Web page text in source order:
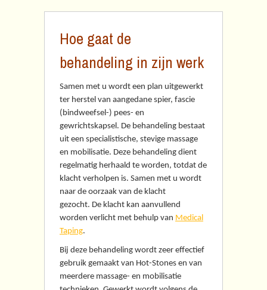
Hoe gaat de
behandeling in zijn werk
Samen met u wordt een plan uitgewerkt
ter herstel van aangedane spier, fascie
(bindweefsel-) pees- en
gewrichtskapsel. De behandeling bestaat
uit een specialistische, stevige massage
en mobilisatie. Deze behandeling dient
regelmatig herhaald te worden, totdat de
klacht verholpen is. Samen met u wordt
naar de oorzaak van de klacht
gezocht. De klacht kan aanvullend
worden verlicht met behulp van Medical
Taping.
Bij deze behandeling wordt zeer effectief
gebruik gemaakt van Hot-Stones en van
meerdere massage- en mobilisatie